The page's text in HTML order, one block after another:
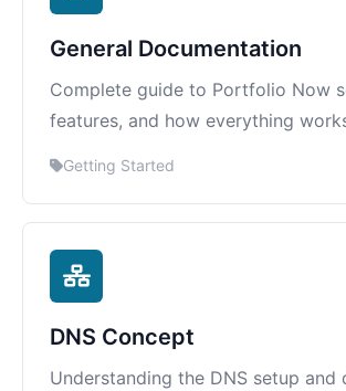
General Documentation
Complete guide to Portfolio Now
features, and how everything
Getting Started
DNS Concept
Understanding the DNS setup and